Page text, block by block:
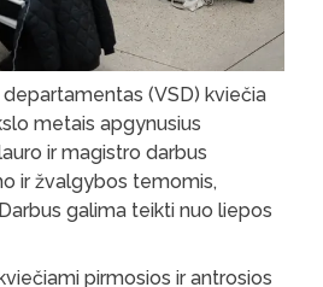
(VSD) kviečia
metais apgynusius
ir magistro darbus
ir žvalgybos temomis,
galima teikti nuo liepos
pirmosios ir antrosios